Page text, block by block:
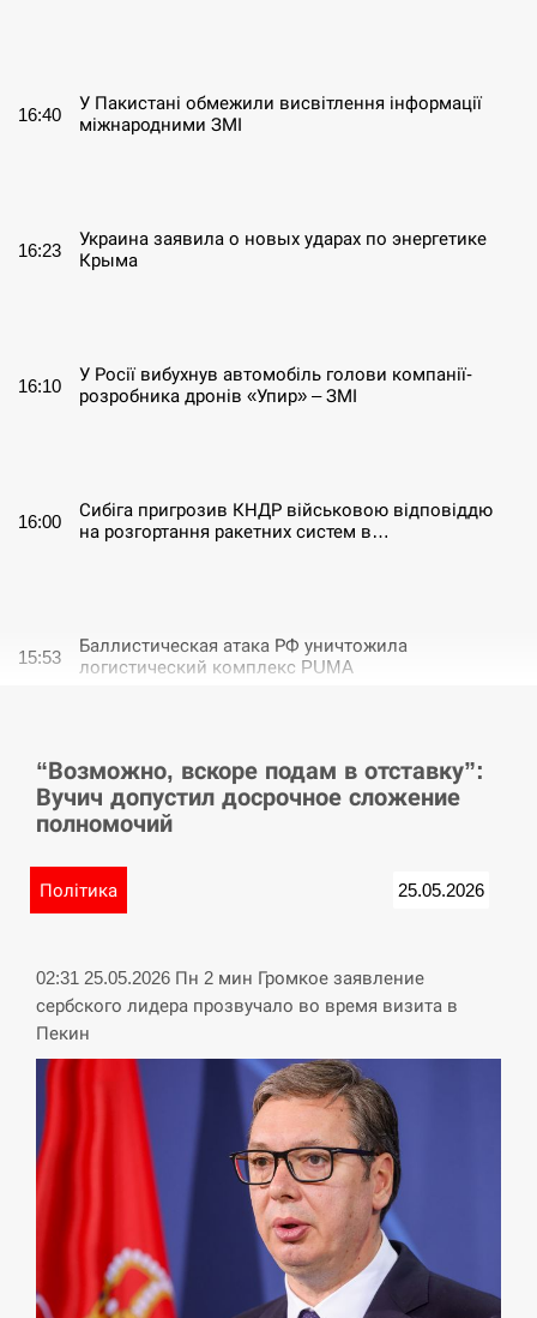
16:40
У Пакистані обмежили висвітлення інформації
міжнародними ЗМІ
16:23
Украина заявила о новых ударах по энергетике
Крыма
16:10
У Росії вибухнув автомобіль голови компанії-
розробника дронів «Упир» – ЗМІ
16:00
Сибіга пригрозив КНДР військовою відповіддю
на розгортання ракетних систем в…
15:53
Баллистическая атака РФ уничтожила
логистический комплекс PUMA
15:40
У Німеччині удар блискавки розділив навпіл
місто в Баварії
Пытки военнообязанного на Закарпатье:
СЕРПЕНЬ
15:10
Марокко через міграційну кризу –…
СЕРПЕНЬ
РФ провела новий раунд таємних зустрічей з
Європою щодо війни…
СЕРПЕНЬ
“Возможно, вскоре подам в отставку”:
Вучич допустил досрочное сложение
полномочий
Політика 25.05.2026
02:31 25.05.2026 Пн 2 мин Громкое заявление
сербского лидера прозвучало во время визита в
Пекин